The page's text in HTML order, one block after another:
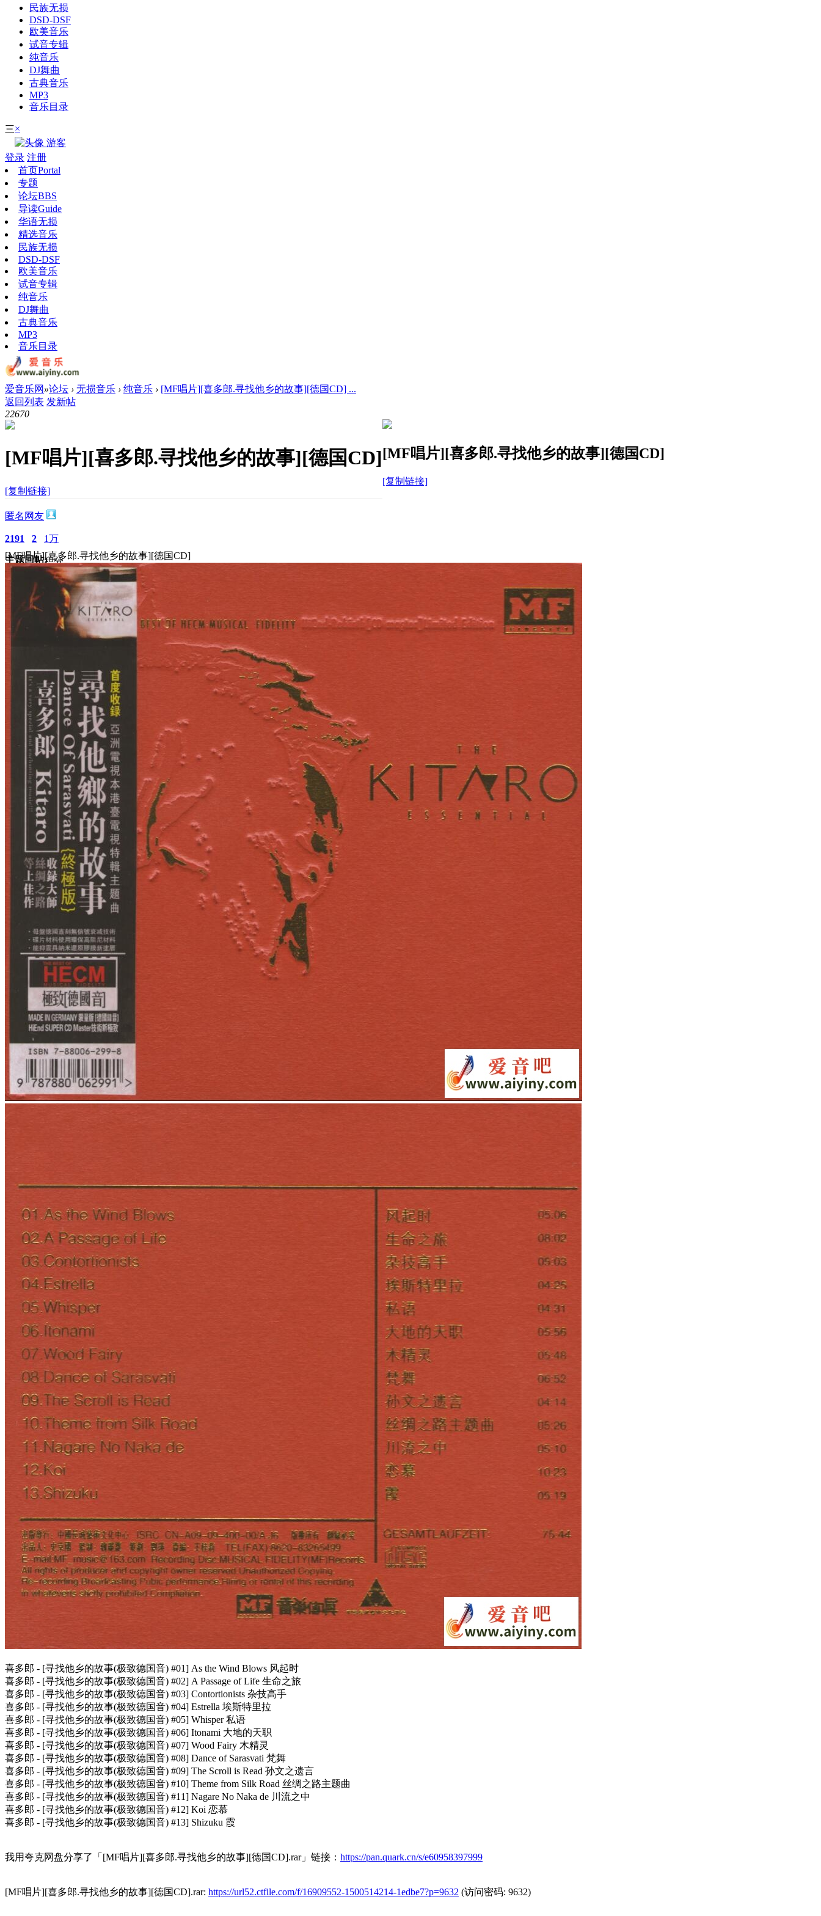
民族无损
DSD-DSF
欧美音乐
试音专辑
纯音乐
DJ舞曲
古典音乐
MP3
音乐目录
三×
游客
登录 注册
首页Portal
专题
论坛BBS
导读Guide
华语无损
精选音乐
民族无损
DSD-DSF
欧美音乐
试音专辑
纯音乐
DJ舞曲
古典音乐
MP3
音乐目录
爱音乐网 »论坛 › 无损音乐 › 纯音乐 › [MF唱片][喜多郎.寻找他乡的故事][德国CD] ...
返回列表 发新帖
22670
[MF唱片][喜多郎.寻找他乡的故事][德国CD]
[复制链接]
[MF唱片][喜多郎.寻找他乡的故事][德国CD]
[复制链接]
匿名网友
2191
主题
2
回帖
1万
积分
11873
2025-4-24 15:13:55 / 显示全部楼层 /阅读模式
2267
[MF唱片][喜多郎.寻找他乡的故事][德国CD]
喜多郎 - [寻找他乡的故事(极致德国音) #01] As the Wind Blows 风起时
喜多郎 - [寻找他乡的故事(极致德国音) #02] A Passage of Life 生命之旅
喜多郎 - [寻找他乡的故事(极致德国音) #03] Contortionists 杂技高手
喜多郎 - [寻找他乡的故事(极致德国音) #04] Estrella 埃斯特里拉
喜多郎 - [寻找他乡的故事(极致德国音) #05] Whisper 私语
喜多郎 - [寻找他乡的故事(极致德国音) #06] Itonami 大地的天职
喜多郎 - [寻找他乡的故事(极致德国音) #07] Wood Fairy 木精灵
喜多郎 - [寻找他乡的故事(极致德国音) #08] Dance of Sarasvati 梵舞
喜多郎 - [寻找他乡的故事(极致德国音) #09] The Scroll is Read 孙文之遗言
喜多郎 - [寻找他乡的故事(极致德国音) #10] Theme from Silk Road 丝绸之路主题曲
喜多郎 - [寻找他乡的故事(极致德国音) #11] Nagare No Naka de 川流之中
喜多郎 - [寻找他乡的故事(极致德国音) #12] Koi 恋慕
喜多郎 - [寻找他乡的故事(极致德国音) #13] Shizuku 霞
我用夸克网盘分享了「[MF唱片][喜多郎.寻找他乡的故事][德国CD].rar」链接： https://pan.quark.cn/s/e60958397999
[MF唱片][喜多郎.寻找他乡的故事][德国CD].rar: https://url52.ctfile.com/f/16909552-1500514214-1edbe7?p=9632 (访问密码: 9632)